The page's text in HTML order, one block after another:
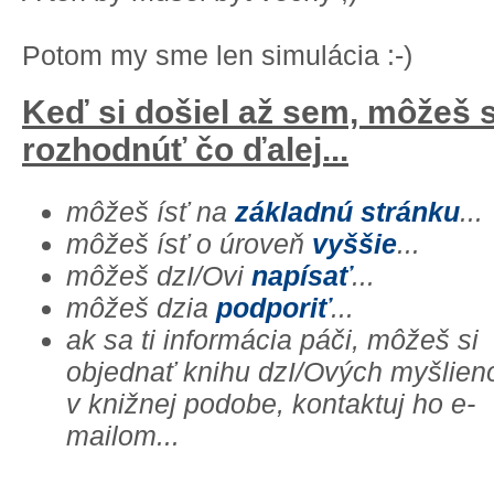
Potom my sme len simulácia :-)
Keď si došiel až sem, môžeš
rozhodnúť čo ďalej...
môžeš ísť na základnú stránku...
môžeš ísť o úroveň vyššie...
môžeš dzI/Ovi napísať...
môžeš dzia podporiť...
ak sa ti informácia páči, môžeš si
objednať knihu dzI/Ových
v knižnej podobe, kontaktuj ho e-
mailom...